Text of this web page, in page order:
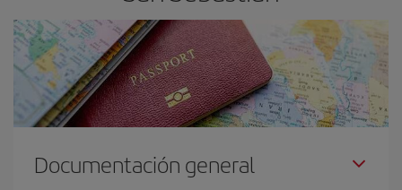
Documentación general